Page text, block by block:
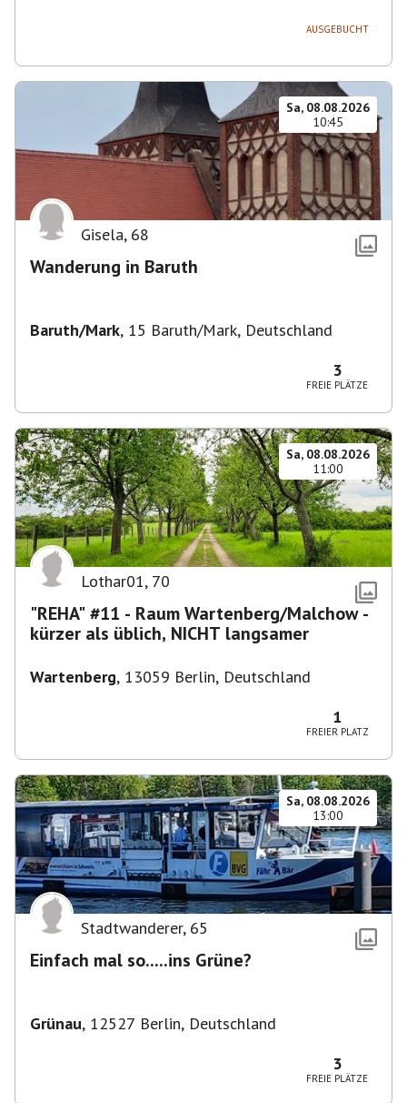
AUSGEBUCHT
Sa, 08.08.2026
10:45
Gisela, 68
Wanderung in Baruth
Baruth/Mark, 15 Baruth/Mark, Deutschland
3
FREIE PLÄTZE
Sa, 08.08.2026
11:00
Lothar01, 70
"REHA" #11 - Raum Wartenberg/Malchow -
kürzer als üblich, NICHT langsamer
Wartenberg, 13059 Berlin, Deutschland
1
FREIER PLATZ
Sa, 08.08.2026
13:00
Stadtwanderer, 65
Einfach mal so.....ins Grüne?
Grünau, 12527 Berlin, Deutschland
3
FREIE PLÄTZE